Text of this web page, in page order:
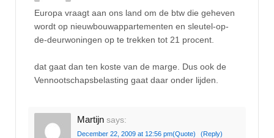
Europa vraagt aan ons land om de btw die geheven
wordt op nieuwbouwappartementen en sleutel-op-
de-deurwoningen op te trekken tot 21 procent.
dat gaat dan ten koste van de marge. Dus ook de
Vennootschapsbelasting gaat daar onder lijden.
Martijn says:
December 22, 2009 at 12:56 pm(Quote) (Reply)